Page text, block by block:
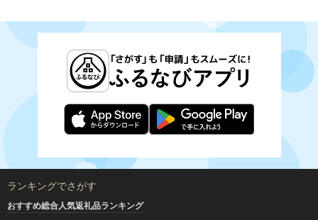
ランキングでさがす
おすすめ総合人気返礼品ランキング